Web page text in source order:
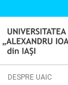
DESPRE UAIC